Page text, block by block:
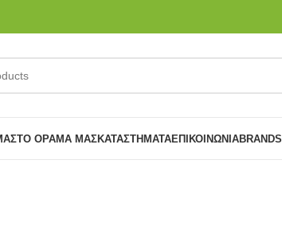
ΤΟ ΌΡΑΜΑ ΜΑΣΚΑΤΑΣΤΉΜΑΤΑΕΠΙΚΟΙΝΩΝΙΑBRANDS